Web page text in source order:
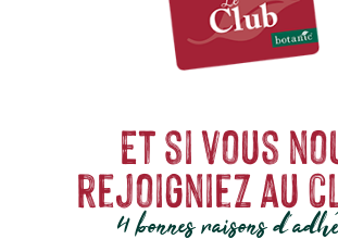
Et si vous
rejoigniez au
4 bonnes raisons